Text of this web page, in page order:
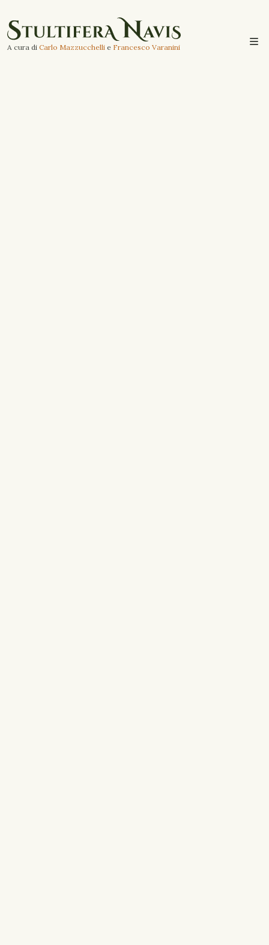
A cura di Carlo Mazzucchelli e Francesco Varanini